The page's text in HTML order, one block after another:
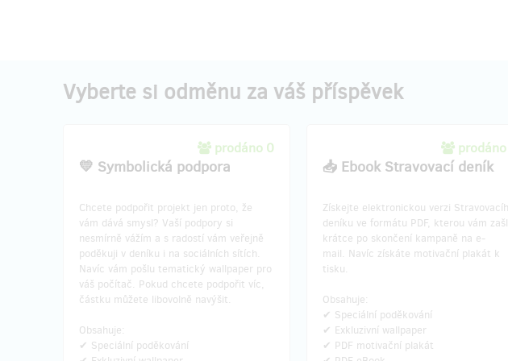
Vyberte si odměnu za váš příspěvek
prodáno 0
💛 Symbolická podpora
Chcete podpořit projekt jen proto, že
vám dává smysl? Vaší podpory si
nesmírně vážím a s radostí vám veřejně
poděkuji v deníku i na sociálních sítích.
Navíc vám pošlu tematický wallpaper pro
váš počítač. Pokud chcete podpořit víc,
částku můžete libovolně navýšit.
Obsahuje:
✔ Speciální poděkování
prodáno
📥 Ebook Stravovací deník
Získejte elektronickou verzi
deníku ve formátu PDF, kterou vám
krátce po skončení kampaně na e-
mail. Navíc získáte motivační plakát k
tisku.
Obsahuje:
✔ Speciální poděkování
✔ Exkluzivní wallpaper
✔ PDF motivační plakát